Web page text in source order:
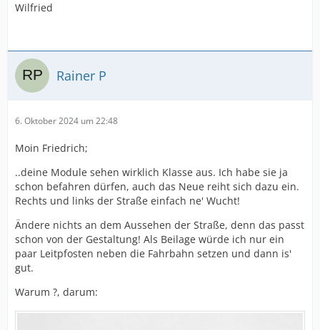
Wilfried
Rainer P
6. Oktober 2024 um 22:48
Moin Friedrich;
..deine Module sehen wirklich Klasse aus. Ich habe sie ja
schon befahren dürfen, auch das Neue reiht sich dazu ein.
Rechts und links der Straße einfach ne' Wucht!
Ändere nichts an dem Aussehen der Straße, denn das passt
schon von der Gestaltung! Als Beilage würde ich nur ein
paar Leitpfosten neben die Fahrbahn setzen und dann is'
gut.
Warum ?, darum: